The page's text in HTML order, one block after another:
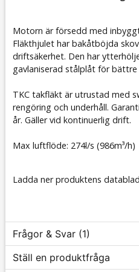
Motorn är försedd med
Fläkthjulet har bakåtböjda
driftsäkerhet. Den har
gavlaniserad stålplåt för bättre
TKC takfläkt är utrustad med
rengöring och underhåll.
år. Gäller vid kontinuerlig drift.
Max luftflöde: 274l/s (986m³/h)
Ladda ner produktens
Frågor & Svar (1)
Ställ en produktfråga